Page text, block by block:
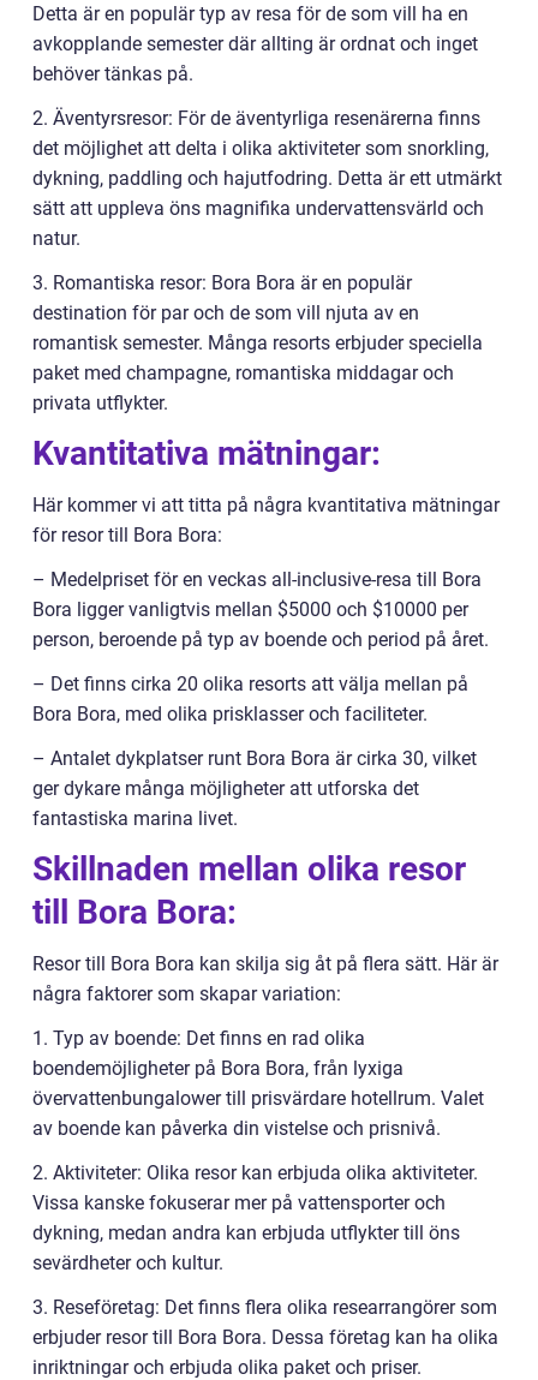
Detta är en populär typ av resa för de som vill ha en
avkopplande semester där allting är ordnat och inget
behöver tänkas på.
2. Äventyrsresor: För de äventyrliga resenärerna finns
det möjlighet att delta i olika aktiviteter som snorkling,
dykning, paddling och hajutfodring. Detta är ett utmärkt
sätt att uppleva öns magnifika undervattensvärld och
natur.
3. Romantiska resor: Bora Bora är en populär
destination för par och de som vill njuta av en
romantisk semester. Många resorts erbjuder speciella
paket med champagne, romantiska middagar och
privata utflykter.
Kvantitativa mätningar:
Här kommer vi att titta på några kvantitativa mätningar
för resor till Bora Bora:
– Medelpriset för en veckas all-inclusive-resa till Bora
Bora ligger vanligtvis mellan $5000 och $10000 per
person, beroende på typ av boende och period på året.
– Det finns cirka 20 olika resorts att välja mellan på
Bora Bora, med olika prisklasser och faciliteter.
– Antalet dykplatser runt Bora Bora är cirka 30, vilket
ger dykare många möjligheter att utforska det
fantastiska marina livet.
Skillnaden mellan olika resor
till Bora Bora:
Resor till Bora Bora kan skilja sig åt på flera sätt. Här är
några faktorer som skapar variation:
1. Typ av boende: Det finns en rad olika
boendemöjligheter på Bora Bora, från lyxiga
övervattenbungalower till prisvärdare hotellrum. Valet
av boende kan påverka din vistelse och prisnivå.
2. Aktiviteter: Olika resor kan erbjuda olika aktiviteter.
Vissa kanske fokuserar mer på vattensporter och
dykning, medan andra kan erbjuda utflykter till öns
sevärdheter och kultur.
3. Reseföretag: Det finns flera olika researrangörer som
erbjuder resor till Bora Bora. Dessa företag kan ha olika
inriktningar och erbjuda olika paket och priser.